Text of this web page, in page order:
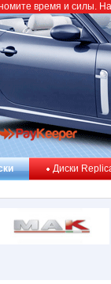
Диски
время и силы.